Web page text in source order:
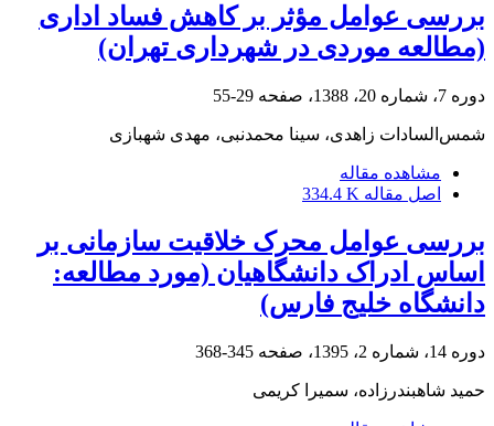
بررسی عوامل مؤثر بر کاهش فساد اداری
(مطالعه موردی در شهرداری تهران)
دوره 7، شماره 20، 1388، صفحه 29-55
شمس‌السادات زاهدی، سینا محمدنبی، مهدی شهبازی
مشاهده مقاله
اصل مقاله 334.4 K
بررسی عوامل محرک خلاقیت سازمانی بر
اساس ادراک دانشگاهیان (مورد مطالعه:
دانشگاه خلیج فارس)
دوره 14، شماره 2، 1395، صفحه 345-368
حمید شاهبندرزاده، سمیرا کریمی